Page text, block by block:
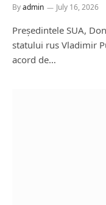
Byadmin July 16, 2026
Președintele SUA,
statului rus Vladimir
acord de…